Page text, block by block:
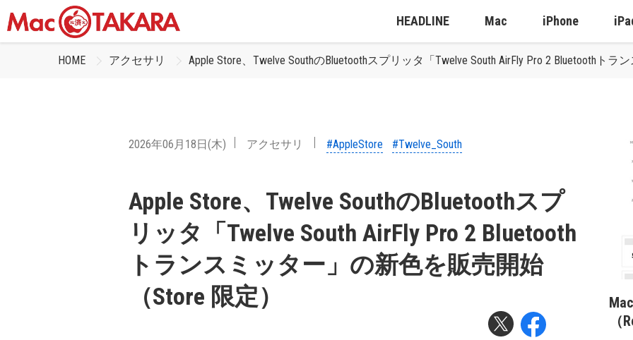
HEADLINE Mac iPhone
HOME アクセサリ Apple Store、Twelve SouthのBluetoothスプリッタ「Twelve South AirFly Pro 2 Bluetoothト
2026年06月18日(木) アクセサリ #AppleStore #Twelve_South
Apple Store、Twelve SouthのBluetoothスプ
リッタ「Twelve South AirFly Pro 2 Bluetooth
トランスミッター」の新色を販売開始
（Store 限定）